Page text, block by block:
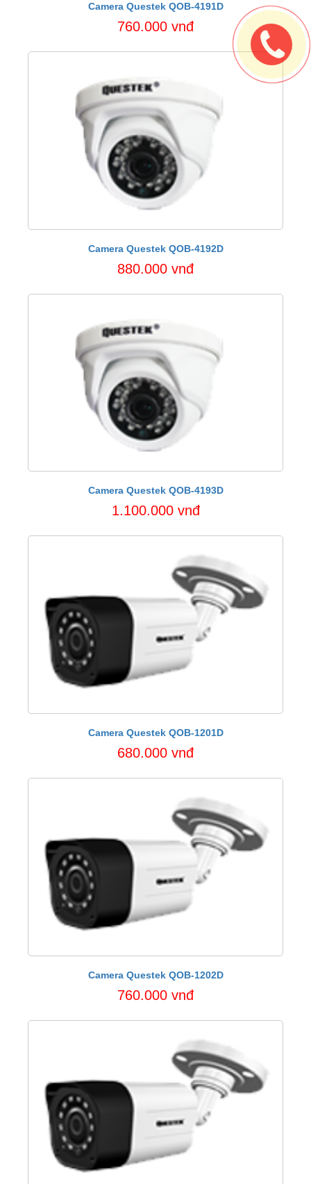
Camera Questek QOB-4191D
760.000 vnđ
Camera Questek QOB-4192D
880.000 vnđ
Camera Questek QOB-4193D
1.100.000 vnđ
Camera Questek QOB-1201D
680.000 vnđ
Camera Questek QOB-1202D
760.000 vnđ